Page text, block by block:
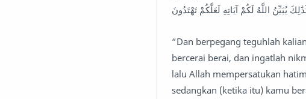
يُبَيِّنُ اللَّهُ لَكُمْ آيَاتِهِ لَعَلَّكُمْ تَهْتَدُونَ
“Dan berpegang teguhlah
bercerai berai, dan ingatlah
lalu Allah mempersatukan
sedangkan (ketika itu) kamu